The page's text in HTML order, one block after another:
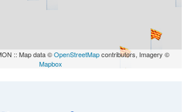
:: Map data ©OpenStreetMapcontributors, Imagery ©
Mapbox